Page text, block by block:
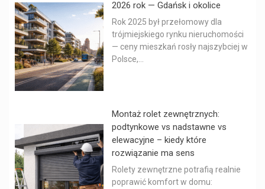
2026 rok — Gdańsk i okolice
Rok 2025 był przełomowy dla
trójmiejskiego rynku nieruchomości
— ceny mieszkań rosły najszybciej w
Polsce,...
Montaż rolet zewnętrznych:
podtynkowe vs nadstawne vs
elewacyjne – kiedy które
rozwiązanie ma sens
Rolety zewnętrzne potrafią realnie
poprawić komfort w domu: